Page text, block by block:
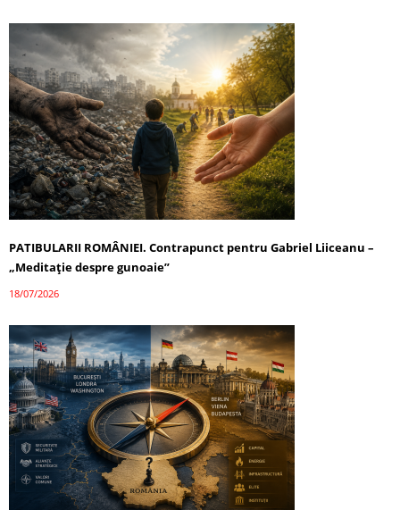
PATIBULARII ROMÂNIEI. Contrapunct pentru Gabriel Liiceanu –
„Meditație despre gunoaie”
18/07/2026